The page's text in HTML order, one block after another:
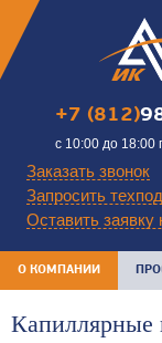
+7 (812)
с 10:00 до 18:00
Заказать звонок
Запросить
Оставить заявку
О КОМПАНИИ
Капиллярные